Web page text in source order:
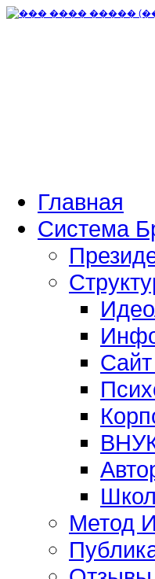
Главная
Система
Метод